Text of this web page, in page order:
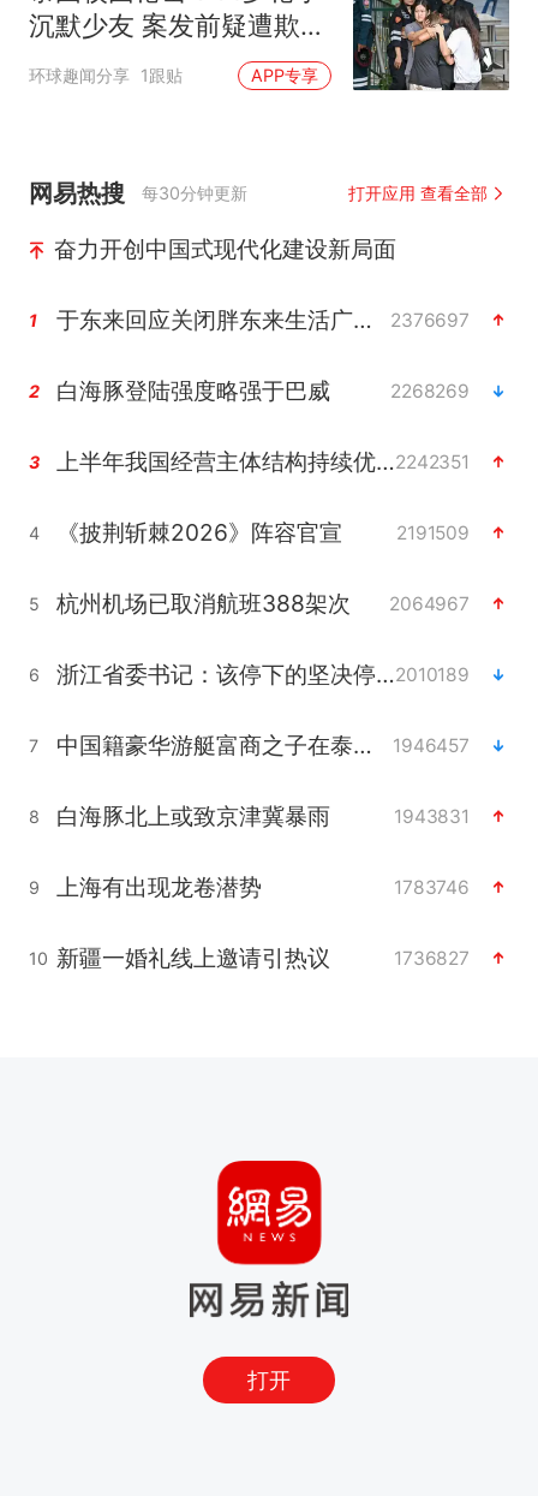
沉默少友 案发前疑遭欺凌
被同学反锁厕所内
环球趣闻分享 1跟贴 APP专享
网易热搜 每30分钟更新 打开应用 查看全部
奋力开创中国式现代化建设新局面
1 于东来回应关闭胖东来生活广场店 2376697
2 白海豚登陆强度略强于巴威 2268269
3 上半年我国经营主体结构持续优化2242351
4 《披荆斩棘2026》阵容官宣 2191509
5 杭州机场已取消航班388架次 2064967
6 浙江省委书记：该停下的坚决停下来2010189
7 中国籍豪华游艇富商之子在泰国被杀 1946457
8 白海豚北上或致京津冀暴雨 1943831
9 上海有出现龙卷潜势 1783746
10 新疆一婚礼线上邀请引热议 1736827
打开